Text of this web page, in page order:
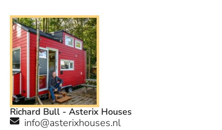
Richard Bull - Asterix Houses
info@asterixhouses.nl